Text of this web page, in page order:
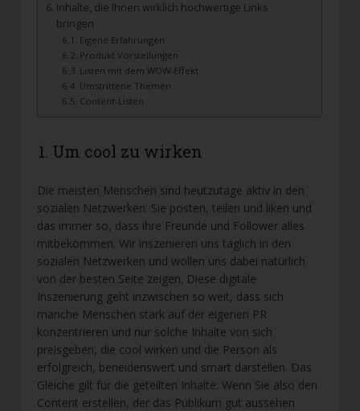
Inhalte, die Ihnen wirklich hochwertige Links
bringen
Eigene Erfahrungen
Produkt Vorstellungen
Listen mit dem WOW-Effekt
Umstrittene Themen
Content-Listen
1. Um cool zu wirken
Die meisten Menschen sind heutzutage aktiv in den
sozialen Netzwerken. Sie posten, teilen und liken und
das immer so, dass ihre Freunde und Follower alles
mitbekommen. Wir inszenieren uns täglich in den
sozialen Netzwerken und wollen uns dabei natürlich
von der besten Seite zeigen. Diese digitale
Inszenierung geht inzwischen so weit, dass sich
manche Menschen stark auf der eigenen PR
konzentrieren und nur solche Inhalte von sich
preisgeben, die cool wirken und die Person als
erfolgreich, beneidenswert und smart darstellen. Das
Gleiche gilt für die geteilten Inhalte: Wenn Sie also den
Content erstellen, der das Publikum gut aussehen